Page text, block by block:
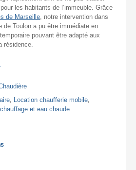
les habitants de l’immeuble. Grâce
de Marseille , notre intervention dans
de Toulon a pu être immédiate en
pouvant être adapté aux
résidence.
, Location chaufferie mobile,
et eau chaude